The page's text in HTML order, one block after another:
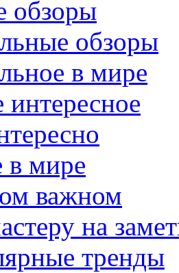
обзоры
обзоры
в мире
в мире
важном
на
тренды